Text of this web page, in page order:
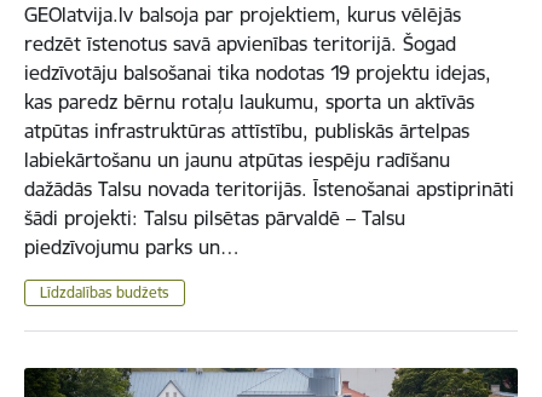
GEOlatvija.lv balsoja par projektiem, kurus vēlējās
redzēt īstenotus savā apvienības teritorijā. Šogad
iedzīvotāju balsošanai tika nodotas 19 projektu idejas,
kas paredz bērnu rotaļu laukumu, sporta un aktīvās
atpūtas infrastruktūras attīstību, publiskās ārtelpas
labiekārtošanu un jaunu atpūtas iespēju radīšanu
dažādās Talsu novada teritorijās. Īstenošanai apstiprināti
šādi projekti: Talsu pilsētas pārvaldē – Talsu
piedzīvojumu parks un…
Līdzdalības budžets